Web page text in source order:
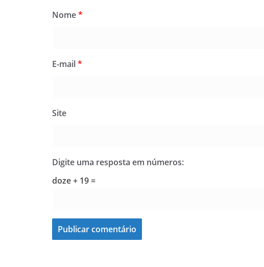
Nome*
E-mail*
Site
Digite uma resposta em números:
doze + 19 =